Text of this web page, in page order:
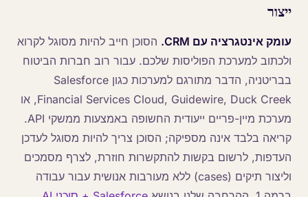
ייצור
עומק אינטגרציה עם CRM.
הסוכן חייב להיות מסוגל לקרוא
ולכתוב למערכת הפוליסות שלכם. עבור רוב חברות הביטוח
בבריטניה, הדבר מתורגם למערכות כגון Salesforce
Financial Services Cloud, Guidewire, Duck Creek, או
מערכת מיין-פריים ייעודית החשופה באמצעות ממשקי API.
קריאה בלבד אינה מספיקה; הסוכן צריך להיות מסוגל לעדכן
העדפות, לרשום בקשות להתקשרות חוזרת, לצרף מסמכים
וליצור תיקים (cases) ללא מעורבות אנושית עבור עבודה